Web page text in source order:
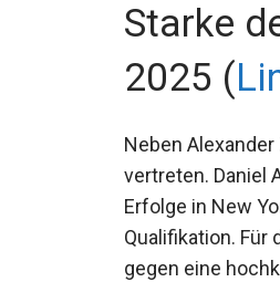
Starke
2025 (
Neben
vertreten. Daniel
Erfolge in New
Qualifikation.
gegen eine